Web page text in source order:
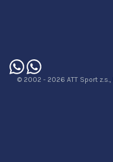
© 2002 - 2026 ATT Sport